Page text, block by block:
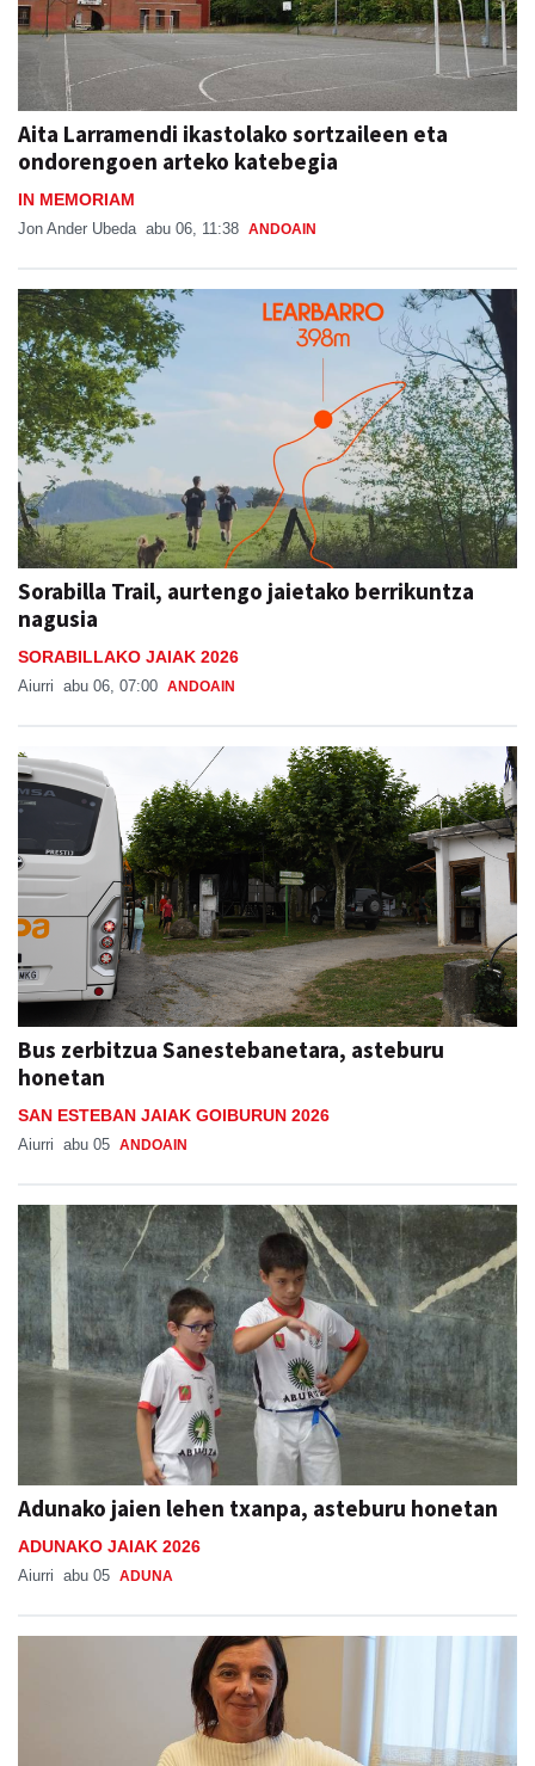
Aita Larramendi ikastolako sortzaileen eta
ondorengoen arteko katebegia
IN MEMORIAM
Jon Ander Ubeda abu 06, 11:38 ANDOAIN
Sorabilla Trail, aurtengo jaietako berrikuntza
nagusia
SORABILLAKO JAIAK 2026
Aiurri abu 06, 07:00 ANDOAIN
Bus zerbitzua Sanestebanetara, asteburu
honetan
SAN ESTEBAN JAIAK GOIBURUN 2026
Aiurri abu 05 ANDOAIN
Adunako jaien lehen txanpa, asteburu honetan
ADUNAKO JAIAK 2026
Aiurri abu 05 ADUNA